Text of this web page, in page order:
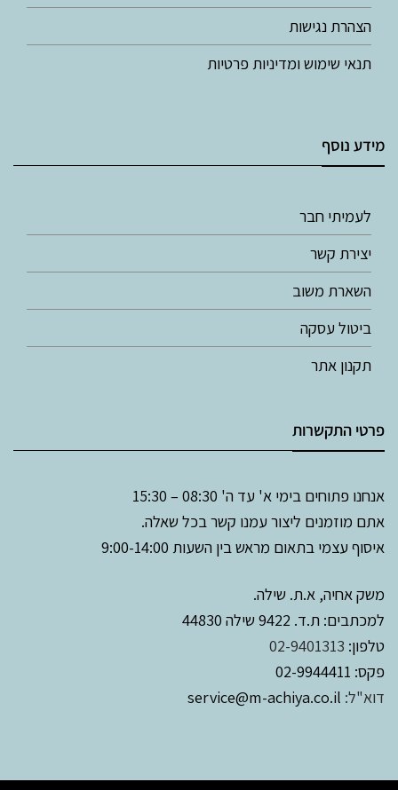
הצהרת נגישות
תנאי שימוש ומדיניות פרטיות
מידע נוסף
לעמיתי חבר
יצירת קשר
השארת משוב
ביטול עסקה
תקנון אתר
פרטי התקשרות
אנחנו פתוחים בימי א' עד ה' 08:30 – 15:30
אתם מוזמנים ליצור עמנו קשר בכל שאלה.
איסוף עצמי בתאום מראש בין השעות 9:00-14:00
משק אחיה, א.ת. שילה.
למכתבים: ת.ד. 9422 שילה 44830
טלפון: 02-9401313
פקס: 02-9944411
דוא"ל: service@m-achiya.co.il